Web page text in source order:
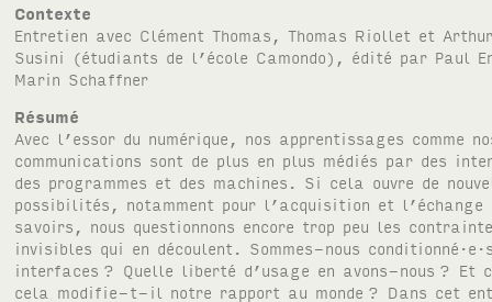
Contexte
Entretien avec Clément Thomas, Thomas Riollet et
Susini (étudiants de l’école Camondo), édité par Paul
Marin Schaffner
Résumé
Avec l’essor du numérique, nos apprentissages comme
communications sont de plus en plus médiés par des
des programmes et des machines. Si cela ouvre de
possibilités, notamment pour l’acquisition et l’échange
savoirs, nous questionnons encore trop peu les
invisibles qui en découlent. Sommes-nous
interfaces ? Quelle liberté d’usage en avons-nous ? Et
cela modifie-t-il notre rapport au monde ? Dans cet